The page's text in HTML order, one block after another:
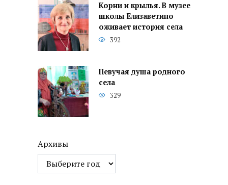
Корни и крылья. В музее
школы Елизаветино
оживает история села
392
Певучая душа родного
села
329
Архивы